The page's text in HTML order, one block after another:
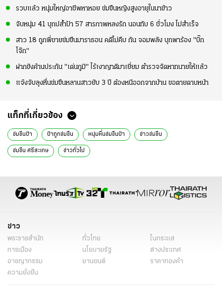
รวบแล้ว หนุ่มใหญ่อาชีพหาหอย ข่มขืนหญิงสูงอายุในนาข้าว
จับหนุ่ม 41 บุกปล้ำป้า 57 สารภาพหลงรัก นอนทับ 6 ชั่วโมง ไม่สำเร็จ
สาว 18 ถูกพี่ชายข่มขืนมาราธอน คดีไม่คืบ กัน จอมพลัง บุกพาร้อง "บิ๊ก
โจ๊ก"
ฝากขังค้านประกัน "เด่นภูมิ" ไร้เงาญาติมาเยี่ยม ตำรวจจัดหาทนายให้แล้ว
แจ้งจับลุงหื่นข่มขืนหลานสาวยับ 3 ปี ต้องหนีออกจากบ้าน ขอตายดาบหน้า
แท็กที่เกี่ยวข้อง
ข่มขืนป้า ป้าถูกข่มขืน หนุ่มหื่นข่มขืนป้า ข่าวข่มขืน
ข่มขืน ศรีสะเกษ ข่าวทั่วไป
ข่าว
พระราชสำนัก ทั่วไทย
ในกระแส
การเมือง
นโยบายรัฐ
ต่างประเทศ
อาชญากรรม
ยานยนต์
ราคาทองคำ
ความยั่งยืน